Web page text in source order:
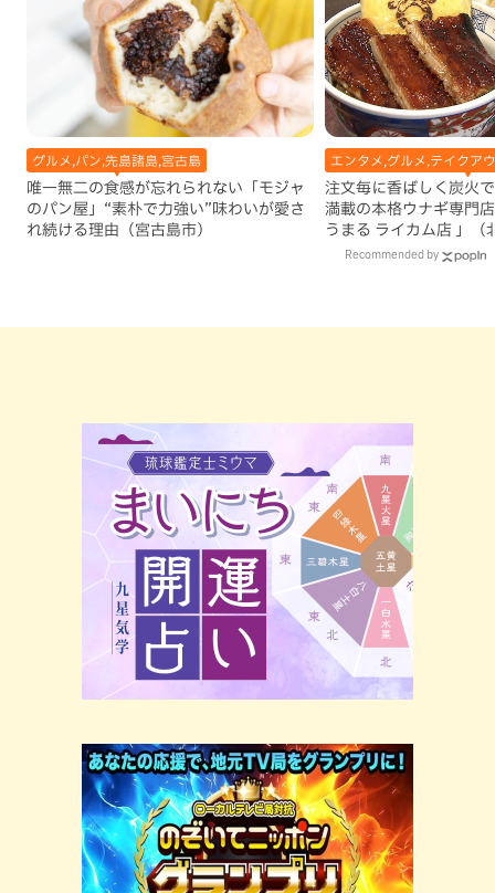
グルメ,パン,先島諸島,宮古島
唯一無二の食感が忘れられない「モジャ
のパン屋」“素朴で力強い”味わいが愛さ
れ続ける理由（宮古島市）
エンタメ,グルメ,テイクア
注文毎に香ばしく炭火
満載の本格ウナギ専門
うまる ライカム店 」（
Recommended by